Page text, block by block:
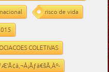
risco de vida
COLETIVAS